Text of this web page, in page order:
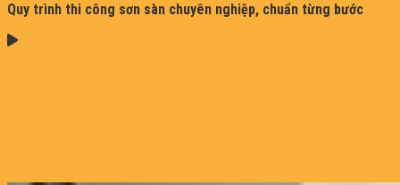
Quy trình thi công sơn sàn chuyên nghiệp, chuẩn từng bước